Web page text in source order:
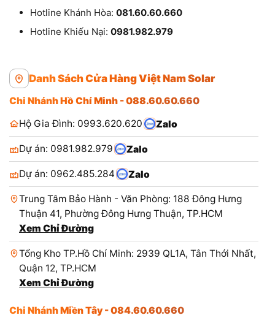
Hotline Khánh Hòa: 081.60.60.660
Hotline Khiếu Nại: 0981.982.979
Danh Sách Cửa Hàng Việt Nam Solar
Chi Nhánh Hồ Chí Minh - 088.60.60.660
Hộ Gia Đình: 0993.620.620
Zalo
Dự án: 0981.982.979 Zalo
Dự án: 0962.485.284 Zalo
Trung Tâm Bảo Hành - Văn Phòng: 188 Đông Hưng
Thuận 41, Phường Đông Hưng Thuận, TP.HCM
Xem Chỉ Đường
Tổng Kho TP.Hồ Chí Minh: 2939 QL1A, Tân Thới Nhất,
Quận 12, TP.HCM
Xem Chỉ Đường
Chi Nhánh Miền Tây - 084.60.60.660